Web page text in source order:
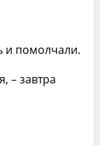
и помолчали.
– завтра